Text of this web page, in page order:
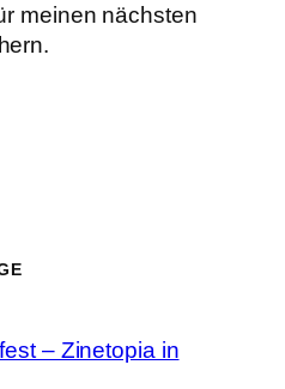
meinen nächsten
– Zinetopia in